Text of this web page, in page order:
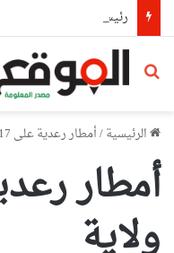
بحث عن
الرئيسية/أمطار رعدية على 17 ولاية
ولاية